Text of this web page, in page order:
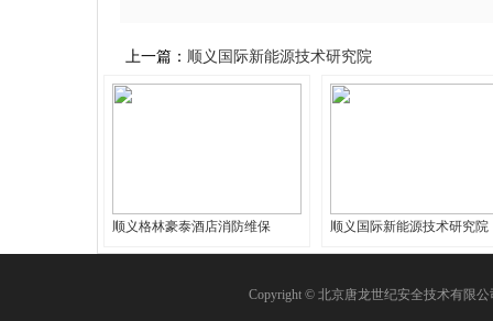
上一篇： 顺义国际新能源技术研究院
顺义格林豪泰酒店消防维保 顺义国际新能源技术研究院
Copyright © 北京唐龙世纪安全技术有限